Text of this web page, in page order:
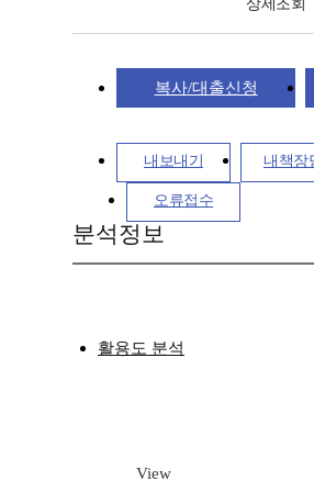
상세조회
복사/대출신청
내보내기 내책장
오류접수
분석정보
활용도 분석
View